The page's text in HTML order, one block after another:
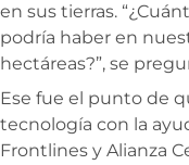
en sus tierras.
podría haber en
hectáreas?”, se
Ese fue el punto de
tecnología con la
Frontlines y Alianza